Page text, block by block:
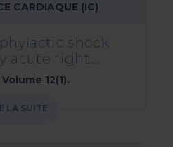
CARDIAQUE (IC)
shock
acute right...
12(1).
LA SUITE